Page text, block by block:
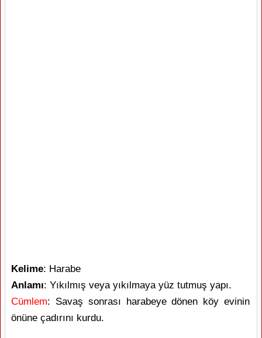
Kelime: Harabe
Anlamı: Yıkılmış veya yıkılmaya yüz tutmuş yapı.
Cümlem: Savaş sonrası harabeye dönen köy evinin
önüne çadırını kurdu.